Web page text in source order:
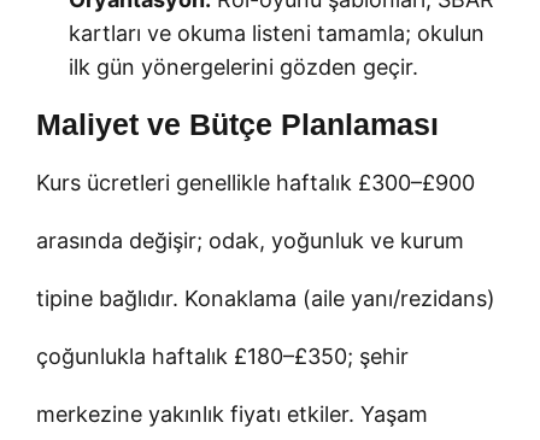
kartları ve okuma listeni tamamla; okulun
ilk gün yönergelerini gözden geçir.
Maliyet ve Bütçe Planlaması
Kurs ücretleri genellikle haftalık £300–£900
arasında değişir; odak, yoğunluk ve kurum
tipine bağlıdır. Konaklama (aile yanı/rezidans)
çoğunlukla haftalık £180–£350; şehir
merkezine yakınlık fiyatı etkiler. Yaşam